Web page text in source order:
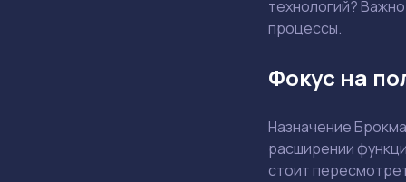
технологий?
процессы.
Фокус на
Назначение
расширении
стоит